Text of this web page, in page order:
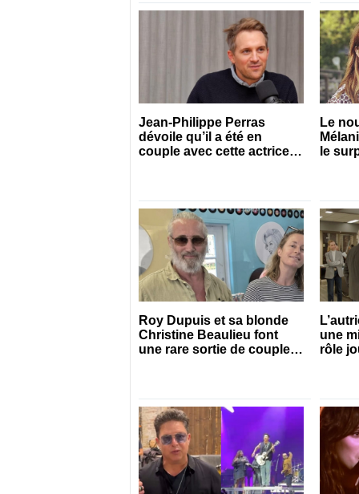
Jean-Philippe Perras
dévoile qu’il a été en
couple avec cette actrice
Le
le
Roy Dupuis et sa blonde
Christine Beaulieu font
une rare sortie de couple
une
rôle